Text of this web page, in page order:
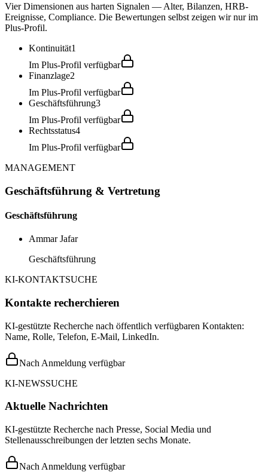
Vier Dimensionen aus harten Signalen — Alter, Bilanzen, HRB-
Ereignisse, Compliance. Die Bewertungen selbst zeigen wir nur im
Plus-Profil.
Kontinuität1
Im Plus-Profil verfügbar
Finanzlage2
Im Plus-Profil verfügbar
Geschäftsführung3
Im Plus-Profil verfügbar
Rechtsstatus4
Im Plus-Profil verfügbar
MANAGEMENT
Geschäftsführung & Vertretung
Geschäftsführung
Ammar Jafar
Geschäftsführung
KI-KONTAKTSUCHE
Kontakte recherchieren
KI-gestützte Recherche nach öffentlich verfügbaren Kontakten:
Name, Rolle, Telefon, E-Mail, LinkedIn.
Nach Anmeldung verfügbar
KI-NEWSSUCHE
Aktuelle Nachrichten
KI-gestützte Recherche nach Presse, Social Media und
Stellenausschreibungen der letzten sechs Monate.
Nach Anmeldung verfügbar